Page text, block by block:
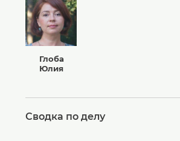
Глоба
Юлия
Сводка по делу